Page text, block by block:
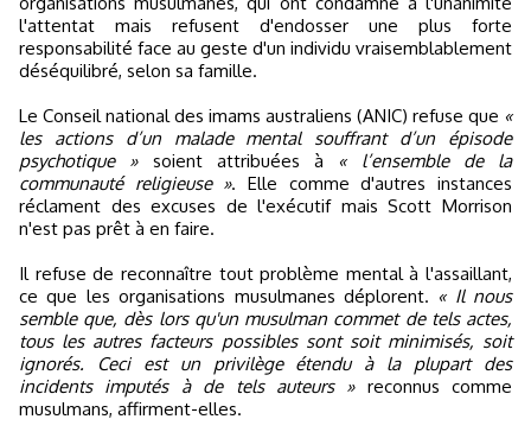
l'attentat mais refusent d'endosser une plus forte
responsabilité face au geste d'un individu vraisemblablement
déséquilibré, selon sa famille.
Le Conseil national des imams australiens (ANIC) refuse que «
les actions d’un malade mental souffrant d’un épisode
psychotique »soient attribuées à « l’ensemble de la
communauté religieuse ». Elle comme d'autres instances
réclament des excuses de l'exécutif mais Scott Morrison
n'est pas prêt à en faire.
Il refuse de reconnaître tout problème mental à l'assaillant,
ce que les organisations musulmanes déplorent. « Il nous
semble que, dès lors qu'un musulman commet de tels actes,
tous les autres facteurs possibles sont soit minimisés, soit
ignorés. Ceci est un privilège étendu à la plupart des
incidents imputés à de tels auteurs »reconnus comme
musulmans, affirment-elles.